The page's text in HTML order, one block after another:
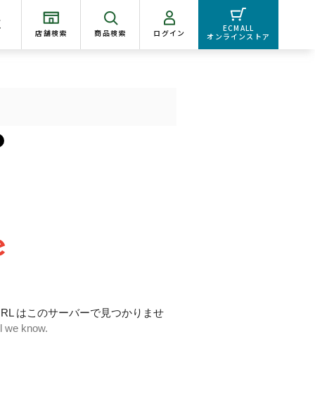
店舗検索 商品検索 ログイン
ECMALL
オンラインストア